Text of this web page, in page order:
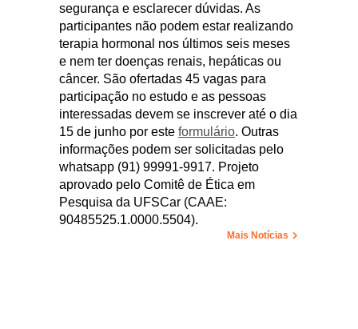
segurança e esclarecer dúvidas. As
participantes não podem estar realizando
terapia hormonal nos últimos seis meses
e nem ter doenças renais, hepáticas ou
câncer. São ofertadas 45 vagas para
participação no estudo e as pessoas
interessadas devem se inscrever até o dia
15 de junho por este formulário. Outras
informações podem ser solicitadas pelo
whatsapp (91) 99991-9917. Projeto
aprovado pelo Comitê de Ética em
Pesquisa da UFSCar (CAAE:
90485525.1.0000.5504).
Mais Notícias